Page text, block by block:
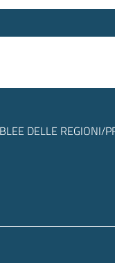
DELLE REGIONI/